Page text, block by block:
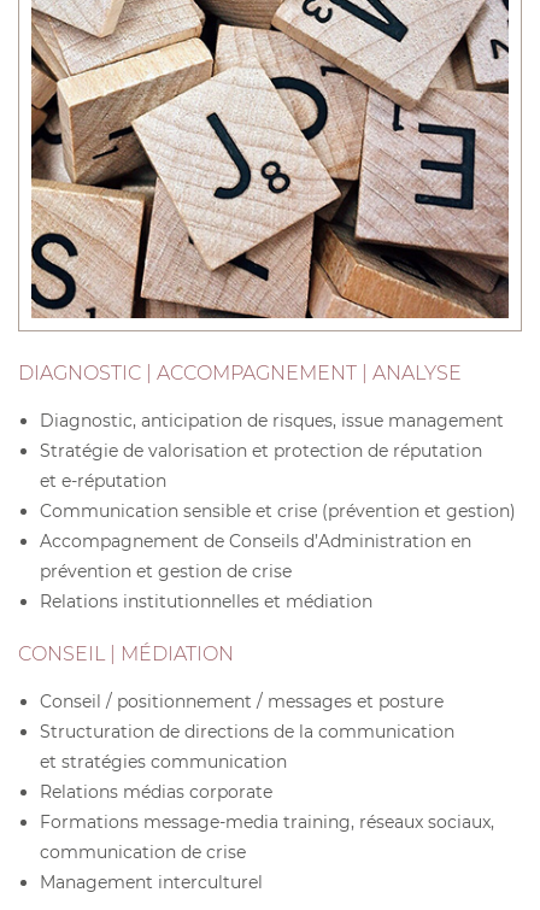
DIAGNOSTIC | ACCOMPAGNEMENT | ANALYSE
Diagnostic, anticipation de risques, issue management
Stratégie de valorisation et protection de réputation
et e-réputation
Communication sensible et crise (prévention et gestion)
Accompagnement de Conseils d’Administration en
prévention et gestion de crise
Relations institutionnelles et médiation
CONSEIL | MÉDIATION
Conseil / positionnement / messages et posture
Structuration de directions de la communication
et stratégies communication
Relations médias corporate
Formations message-media training, réseaux sociaux,
communication de crise
Management interculturel